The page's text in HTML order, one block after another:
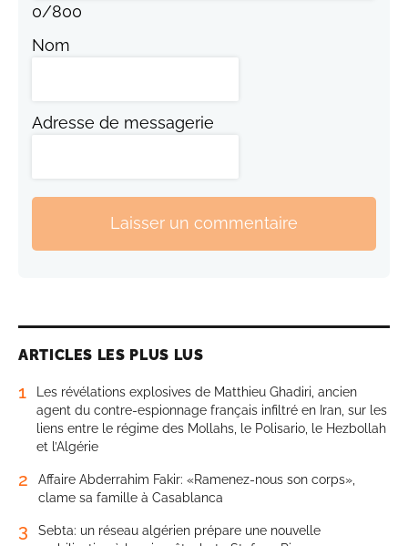
0/800
Nom
Adresse de messagerie
Laisser un commentaire
ARTICLES LES PLUS LUS
1
Les révélations explosives de Matthieu Ghadiri, ancien
agent du contre-espionnage français infiltré en Iran, sur les
liens entre le régime des Mollahs, le Polisario, le Hezbollah
et l’Algérie
2
Affaire Abderrahim Fakir: «Ramenez-nous son corps»,
clame sa famille à Casablanca
3
Sebta: un réseau algérien prépare une nouvelle